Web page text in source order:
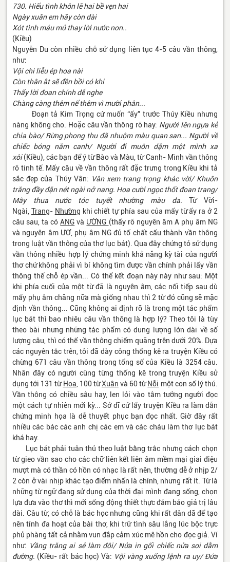
730. Hiếu tình khôn lẽ hai bề vẹn hai
Ngày xuân em hãy còn dài
Xót tình máu mủ thay lời nước non..
(Kiều)
Nguyễn Du còn nhiều chỗ sử dụng liên tục 4-5 câu vần thông,
như:
Vội chi liễu ép hoa nài
Còn thân ắt sẽ đền bồi có khi
Thấy lời đoan chính dễ nghe
Chàng càng thêm nể thêm vì mười phân...
Đoạn tả Kim Trọng cứ muốn “ấy” trước Thúy Kiều nhưng
nàng không cho. Hoặc câu vần thông rõ hay: Người lên ngựa kẻ
chia bào/ Rừng phong thu đã nhuộm màu quan san... Người về
chiếc bóng năm canh/ Người đi muôn dặm một mình xa
xôi(Kiều), các bạn để ý từ Bào và Màu, từ Canh- Mình vần thông
rõ tinh tế. Mấy câu về vần thông rất đặc trưng trong Kiều khi tả
sắc đẹp của Thúy Vân: Vân xem trang trọng khác vời/ Khuôn
trăng đầy đặn nét ngài nở nang. Hoa cười ngọc thốt đoan trang/
Mây thua nước tóc tuyết nhường màu da.Từ Vời-
Ngài, Trang- Nhường khi chiết tự phía sau của mấy từ ấy ra ở 2
câu sau, ta cóANG và ƯỜNG (thấy rõ nguyên âm A phụ âm NG
và nguyên âm ƯƠ, phụ âm NG đủ tố chất cấu thành vần thông
trong luật vần thông của thơ lục bát). Qua đây chứng tỏ sử dụng
vần thông nhiều hợp lý chứng minh khả năng kỳ tài của người
thơ chứ không phải vì bí không tìm được vần chính phải lấy vần
thông thế chỗ ép vần... Có thể kết đoạn này này như sau: Một
khi phía cuối của một từ đã là nguyên âm, các nối tiếp sau dù
mấy phụ âm chăng nữa mà giống nhau thì 2 từ đó cũng sẽ mặc
định vần thông... Cũng không ai định rõ là trong một tác phẩm
lục bát thì bao nhiêu câu vần thông là hợp lý? Theo tôi là tùy
theo bài nhưng những tác phẩm có dung lượng lớn dài về số
lượng câu, thì có thể vần thông chiếm quãng trên dưới 20%. Dựa
các nguyên tắc trên, tôi đã dày công thống kê ra truyện Kiều có
chừng 671 câu vần thông trong tổng số của Kiều là 3254 câu.
Nhân đây có người cũng từng thống kê trong truyện Kiều sử
dụng tới 131 từHoa , 100 từXuân và 60 từNỗi một con số lý thú.
Vần thông có chiều sâu hay, len lỏi vào tâm tưởng người đọc
một cách tự nhiên mới kỳ... Sở dĩ cứ lấy truyện Kiều ra làm dẫn
chứng minh họa là dễ thuyết phục bạn đọc nhất. Giờ đây rất
nhiều các bác các anh chị các em và các cháu làm thơ lục bát
khá hay.
Lục bát phải tuân thủ theo luật bằng trắc nhưng cách chọn
từ gieo vần sao cho các chữ liên kết liên âm mềm mại giai điệu
mượt mà có thần có hồn có nhạc là rất nên, thường dễ ở nhịp 2/
2 còn ở vài nhịp khác tạo điểm nhấn là chính, nhưng rất ít. Từ là
những từ ngữ đang sử dụng của thời đại mình đang sống, chọn
lựa đưa vào thơ thì mới sống động thiết thực đảm bảo giá trị lâu
dài. Câu từ, có chỗ là bác học nhưng cũng khi rất dân dã để tạo
nên tính đa hoạt của bài thơ, khi trữ tình sâu lắng lúc bộc trực
phủ phàng tất cả nhằm vun đắp cảm xúc mê hồn cho đọc giả. Ví
như: Vầng trăng ai sẻ làm đôi/ Nửa in gối chiếc nửa soi dằm
đường. (Kiều- rất bác học) Và: Vội vàng xuống lệnh ra uy/ Đứa